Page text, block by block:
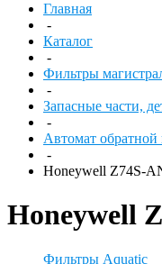
Главная
-
Каталог
-
Фильтры
-
Запасные части,
-
Автомат
-
Honeywell Z74S-
Honeywell
Фильтры Aquatic